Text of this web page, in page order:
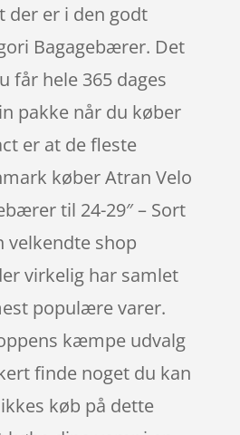
der er i den godt
Bagagebærer. Det
får hele 365 dages
pakke når du køber
er at de fleste
køber Atran Velo
til 24-29″ – Sort
velkendte shop
virkelig har samlet
populære varer.
kæmpe udvalg
finde noget du kan
køb på dette